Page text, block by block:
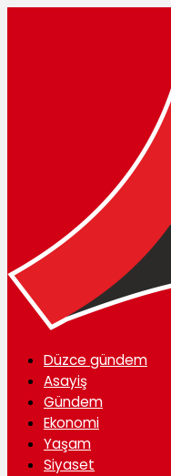
Düzce gündem
Asayiş
Gündem
Ekonomi
Yaşam
Siyaset